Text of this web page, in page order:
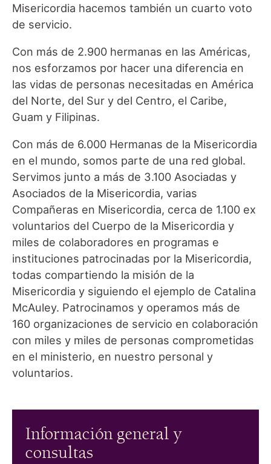
Misericordia hacemos también un cuarto voto
de servicio.
Con más de 2.900 hermanas en las Américas,
nos esforzamos por hacer una diferencia en
las vidas de personas necesitadas en América
del Norte, del Sur y del Centro, el Caribe,
Guam y Filipinas.
Con más de 6.000 Hermanas de la Misericordia
en el mundo, somos parte de una red global.
Servimos junto a más de 3.100 Asociadas y
Asociados de la Misericordia, varias
Compañeras en Misericordia, cerca de 1.100 ex
voluntarios del Cuerpo de la Misericordia y
miles de colaboradores en programas e
instituciones patrocinadas por la Misericordia,
todas compartiendo la misión de la
Misericordia y siguiendo el ejemplo de Catalina
McAuley. Patrocinamos y operamos más de
160 organizaciones de servicio en colaboración
con miles y miles de personas comprometidas
en el ministerio, en nuestro personal y
voluntarios.
Información general y
consultas